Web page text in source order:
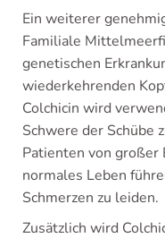
Ein weiterer
Familiale
genetischen
wiederkehrenden
Colchicin wird
Schwere der Schübe
Patienten von großer
normales Leben
Schmerzen zu leiden.
Zusätzlich wird